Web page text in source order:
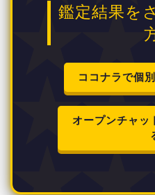
鑑定結果を
ココナラで個
オープンチャッ